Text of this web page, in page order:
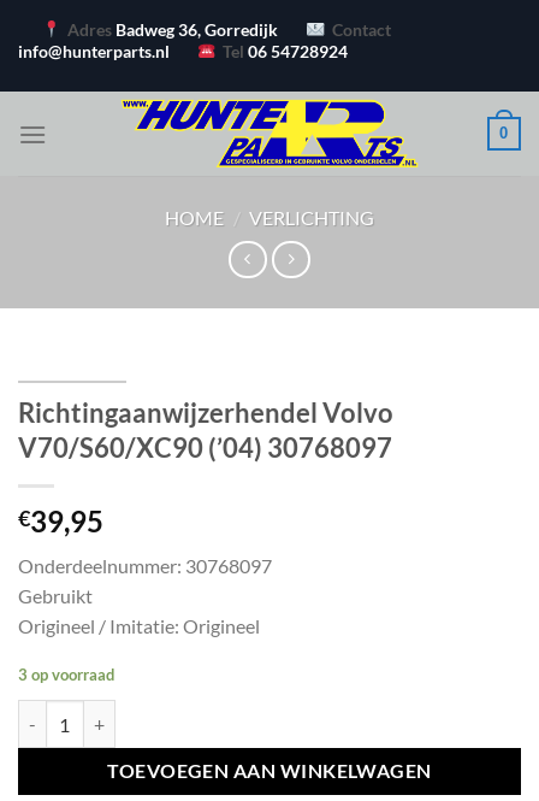
naar
Adres Badweg 36, Gorredijk
Contact
info@hunterparts.nl
Tel06 54728924
0
HOME / VERLICHTING
Richtingaanwijzerhendel Volvo
V70/S60/XC90 (’04) 30768097
€39,95
Onderdeelnummer: 30768097
Gebruikt
Origineel / Imitatie: Origineel
3 op voorraad
TOEVOEGEN AAN WINKELWAGEN